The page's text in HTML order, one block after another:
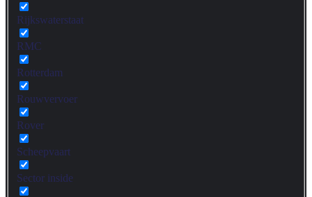
Rijkswaterstaat
RMC
Rotterdam
Rouwvervoer
Rover
Scheepvaart
Sector inside